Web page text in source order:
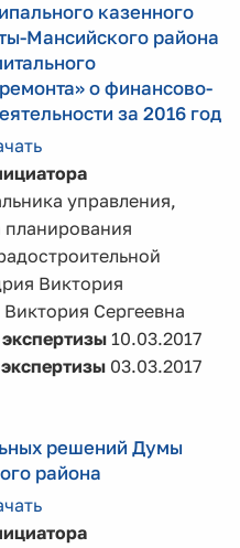
казенного
Мансийского района
о финансово-
за 2016 год
управления,
планирования
Виктория
Сергеевна
10.03.2017
03.03.2017
решений Думы
района